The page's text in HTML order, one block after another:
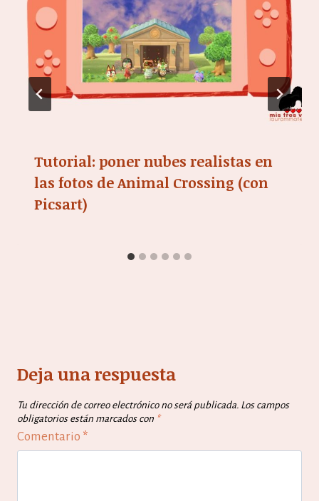
Tutorial: poner nubes realistas en
las fotos de Animal Crossing (con
Picsart)
Deja una respuesta
Tu dirección de correo electrónico no será publicada. Los campos
obligatorios están marcados con *
Comentario *